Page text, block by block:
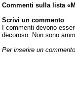
Commenti sulla lista
Scrivi un commento
I commenti devono
decoroso. Non sono
Per inserire un